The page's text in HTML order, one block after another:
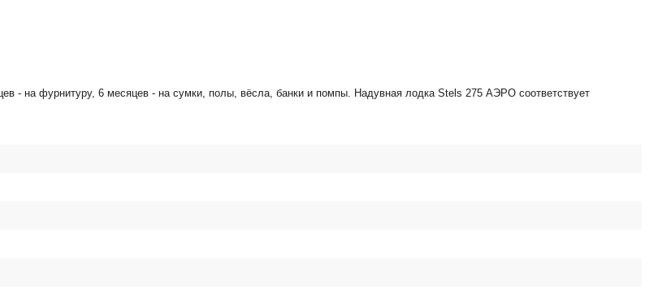
- на фурнитуру, 6 месяцев - на сумки, полы, вёсла, банки и помпы. Надувная лодка Stels 275 АЭРО соответствует